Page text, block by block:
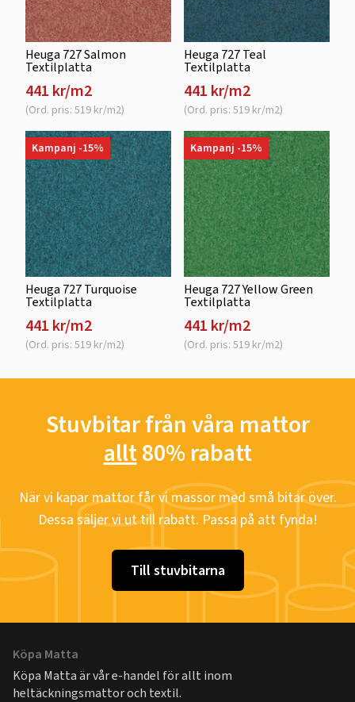
Heuga 727 Salmon
Textilplatta
441 kr/m2
(Ord. pris: 519 kr/m2)
Heuga 727 Teal
Textilplatta
441 kr/m2
(Ord. pris: 519 kr/m2)
Kampanj -15%
Heuga 727 Turquoise
Textilplatta
441 kr/m2
(Ord. pris: 519 kr/m2)
Kampanj -15%
Heuga 727 Yellow Green
Textilplatta
441 kr/m2
(Ord. pris: 519 kr/m2)
Stuvbitar från våra mattor
allt80% rabatt
När vi kapar mattor får vi massor med små bitar över.
Dessa säljer vi ut till rabatt. Passa på att fynda!
Till stuvbitarna
Köpa Matta
Köpa Matta är vår e-handel för allt inom
heltäckningsmattor och textil.